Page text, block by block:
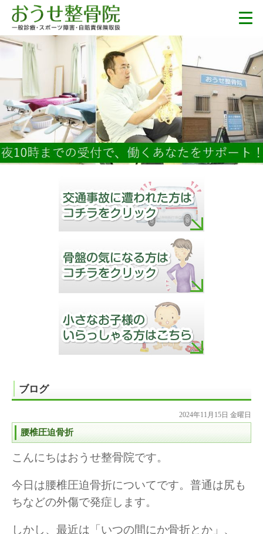
ブログ
2024年11月15日 金曜日
腰椎圧迫骨折
こんにちはおうせ整骨院です。
今日は腰椎圧迫骨折についてです。普通は尻も
ちなどの外傷で発症します。
しかし、最近は「いつの間にか骨折とか」、